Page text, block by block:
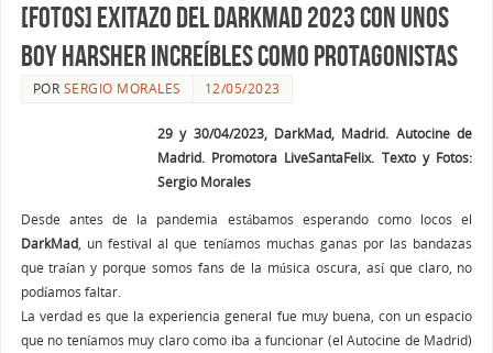
[FOTOS] Exitazo del DarkMad 2023 con unos
Boy Harsher increíbles como protagonistas
POR SERGIO MORALES 12/05/2023
29 y 30/04/2023, DarkMad, Madrid. Autocine de
Madrid. Promotora LiveSantaFelix. Texto y Fotos:
Sergio Morales
Desde antes de la pandemia estábamos esperando como locos el
DarkMad, un festival al que teníamos muchas ganas por las bandazas
que traían y porque somos fans de la música oscura, así que claro, no
podíamos faltar.
La verdad es que la experiencia general fue muy buena, con un espacio
que no teníamos muy claro como iba a funcionar (el Autocine de Madrid)